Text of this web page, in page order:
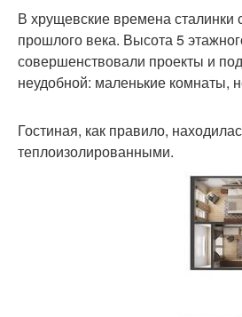
В хрущевские времена сталинки
прошлого века. Высота 5
совершенствовали проекты и
неудобной: маленькие комнаты,
Гостиная, как правило,
теплоизолированными.